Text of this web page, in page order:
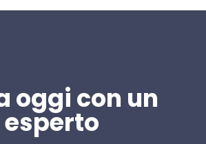
oggi con un
esperto